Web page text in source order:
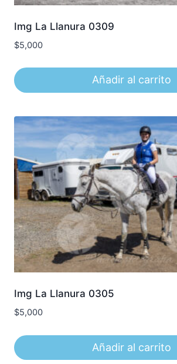
Img La Llanura 0309
$5,000
Añadir al carrito
Img La Llanura 0305
$5,000
Añadir al carrito